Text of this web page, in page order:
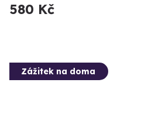
580 Kč
Zážitek na doma